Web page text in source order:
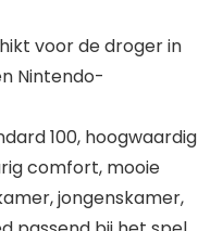
voor de droger in
Nintendo-
100, hoogwaardig
comfort, mooie
jongenskamer,